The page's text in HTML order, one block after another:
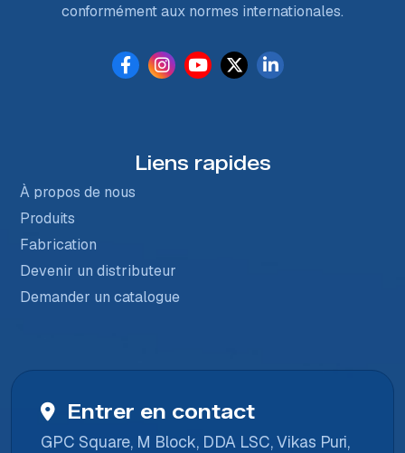
conformément aux normes internationales.
Liens rapides
À propos de nous
Produits
Fabrication
Devenir un distributeur
Demander un catalogue
Entrer en contact
GPC Square, M Block, DDA LSC, Vikas Puri,